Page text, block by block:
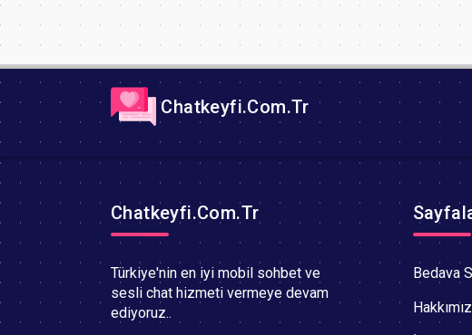
Chatkeyfi.Com.Tr
Chatkeyfi.Com.Tr
Türkiye'nin en iyi mobil sohbet ve
sesli chat hizmeti vermeye devam
ediyoruz..
Bedava